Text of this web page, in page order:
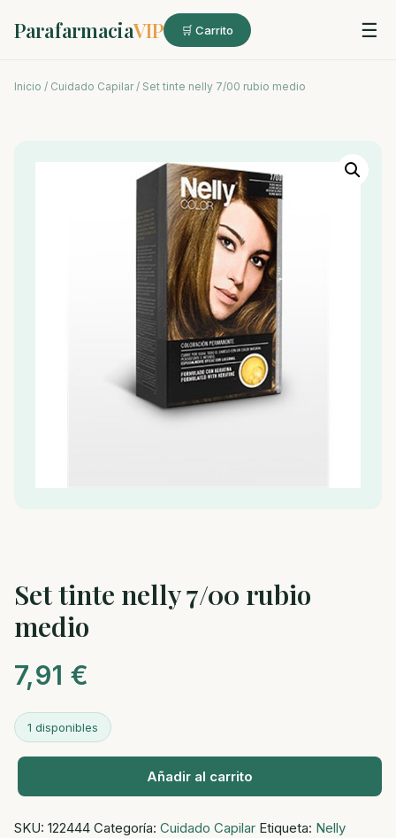
ParafarmaciaVIP 🛒 Carrito ☰
Inicio / Cuidado Capilar/ Set tinte nelly 7/00 rubio medio
Set tinte nelly 7/00 rubio
medio
7,91 €
1 disponibles
nelly
Añadir al carrito
SKU: 122444 Categoría: Cuidado Capilar Etiqueta: Nelly